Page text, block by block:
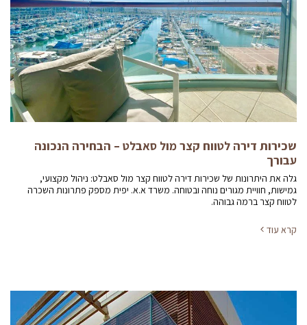
שכירות דירה לטווח קצר מול סאבלט – הבחירה הנכונה
עבורך
גלה את היתרונות של שכירות דירה לטווח קצר מול סאבלט: ניהול מקצועי,
גמישות, חוויית מגורים נוחה ובטוחה. משרד א.א. יפית מספק פתרונות השכרה
לטווח קצר ברמה גבוהה.
קרא עוד